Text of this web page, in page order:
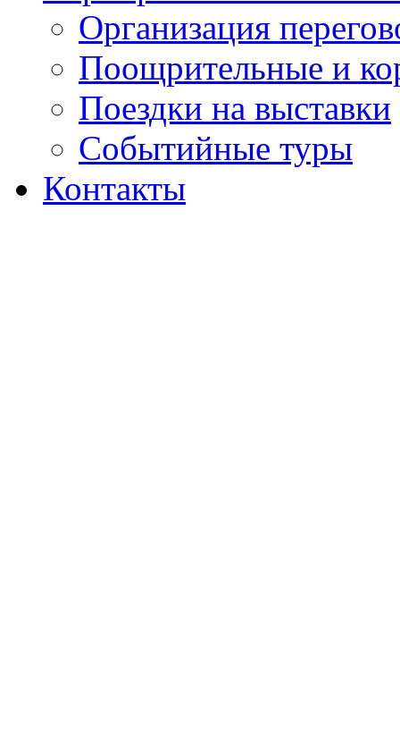
Организация
Поощрительные и
Поездки на выставки
Событийные туры
Контакты